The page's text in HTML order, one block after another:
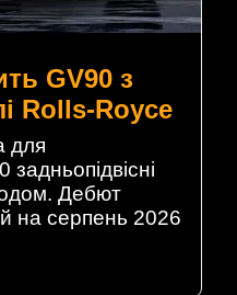
GV90 з
Rolls-Royce
для
Дебют
на серпень 2026